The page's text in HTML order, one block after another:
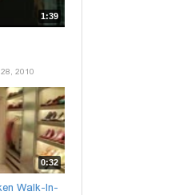
1:39
2010
0:32
Walk-In-